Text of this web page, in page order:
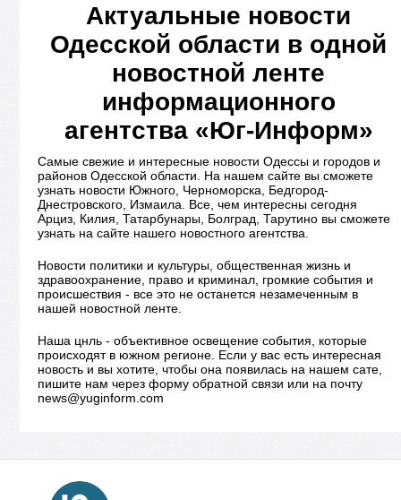
Актуальные новости
Одесской области в одной
новостной ленте
информационного
агентства «Юг-Информ»
Самые свежие и интересные новости Одессы и городов и
районов Одесской области. На нашем сайте вы сможете
узнать новости Южного, Черноморска, Бедгород-
Днестровского, Измаила. Все, чем интересны сегодня
Арциз, Килия, Татарбунары, Болград, Тарутино вы сможете
узнать на сайте нашего новостного агентства.
Новости политики и культуры, общественная жизнь и
здравоохранение, право и криминал, громкие события и
происшествия - все это не останется незамеченным в
нашей новостной ленте.
Наша цнль - объективное освещение события, которые
происходят в южном регионе. Если у вас есть интересная
новость и вы хотите, чтобы она появилась на нашем сате,
пишите нам через форму обратной связи или на почту
news@yuginform.com